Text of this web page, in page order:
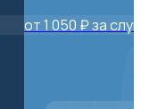
от 1 050 ₽ за